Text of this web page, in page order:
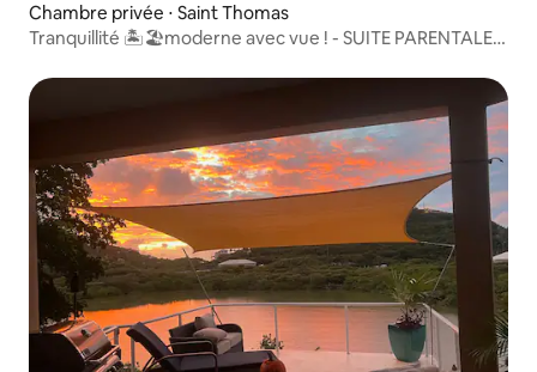
Chambre privée ⋅ Saint Thomas
Tranquillité 🏝🏖moderne avec vue ! - SUITE PARENTALE